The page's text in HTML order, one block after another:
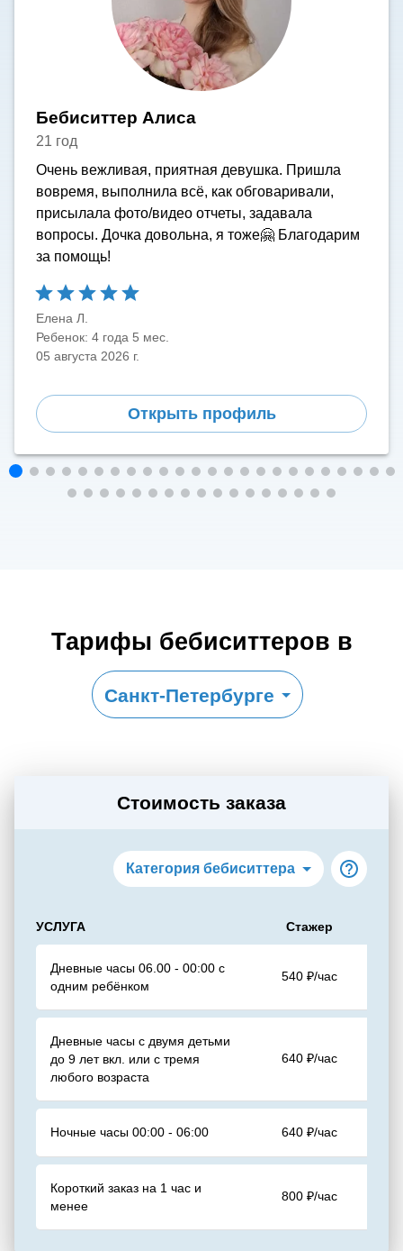
Бебиситтер Алиса
21 год
Очень вежливая, приятная девушка. Пришла
вовремя, выполнила всё, как обговаривали,
присылала фото/видео отчеты, задавала
вопросы. Дочка довольна, я тоже🤗 Благодарим
за помощь!
Елена Л.
Ребенок: 4 года 5 мес.
05 августа 2026 г.
Открыть профиль
Тарифы бебиситтеров в
Санкт-Петербурге
Стоимость заказа
Категория бебиситтера
УСЛУГА Стажер
Дневные часы 06.00 - 00:00 с
одним ребёнком
540 ₽/час
Дневные часы с двумя детьми
до 9 лет вкл. или с тремя
любого возраста
640 ₽/час
Ночные часы 00:00 - 06:00 640 ₽/час
Короткий заказ на 1 час и
менее
800 ₽/час